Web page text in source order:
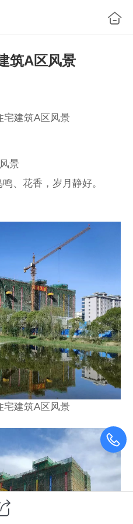
筑A区风景
宅建筑A区风景
景
、花香，岁月静好。
宅建筑A区风景